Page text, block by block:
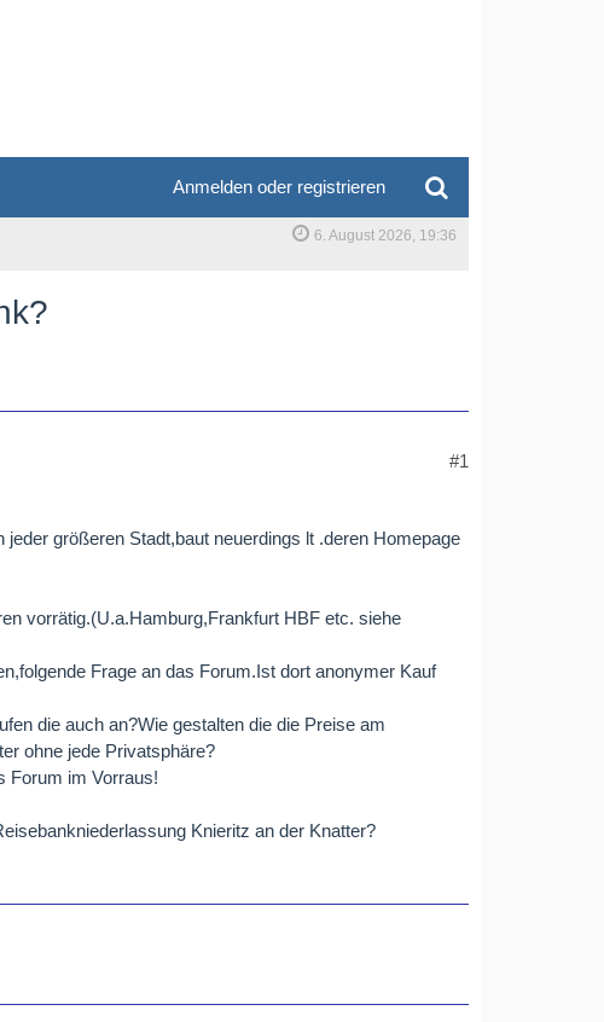
Anmelden oder registrieren
6. August 2026, 19:36
#1
größeren Stadt,baut neuerdings lt .deren Homepage
vorrätig.(U.a.Hamburg,Frankfurt HBF etc. siehe
Frage an das Forum.Ist dort anonymer Kauf
die auch an?Wie gestalten die die Preise am
ohne jede Privatsphäre?
Forum im Vorraus!
Knieritz an der Knatter?